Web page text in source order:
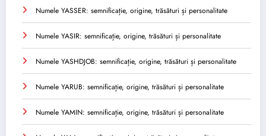
Numele YASSER: semnificație, origine, trăsături și personalitate
Numele YASIR: semnificație, origine, trăsături și personalitate
Numele YASHDJOB: semnificație, origine, trăsături și personalitate
Numele YARUB: semnificație, origine, trăsături și personalitate
Numele YAMIN: semnificație, origine, trăsături și personalitate